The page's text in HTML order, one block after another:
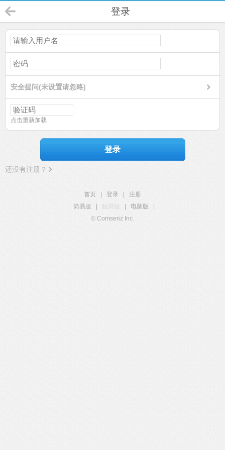
登录
安全提问(未设置请忽略)
点击重新加载
登录
还没有注册？
首页 登录
注册
简易版
触屏版 电脑版
© Comsenz Inc.